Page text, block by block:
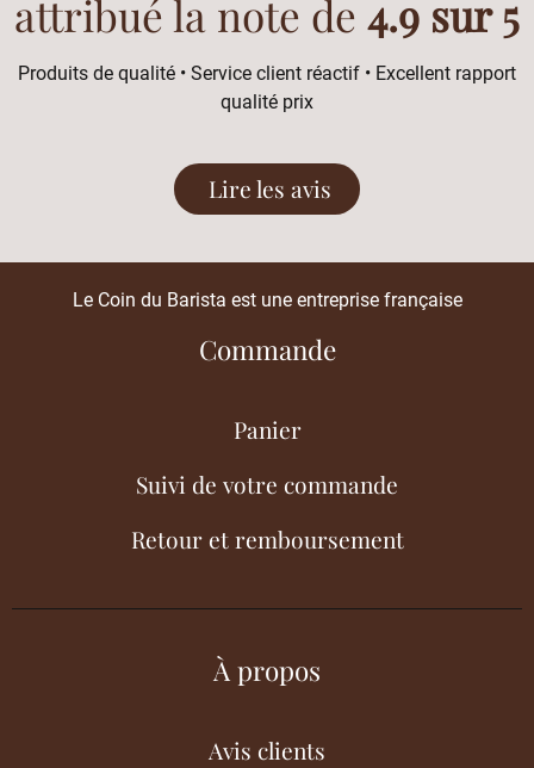
attribué la note de 4.9 sur 5
Produits de qualité • Service client réactif • Excellent rapport
qualité prix
Lire les avis
Le Coin du Barista est une entreprise française
Commande
Panier
Suivi de votre commande
Retour et remboursement
À propos
Avis clients